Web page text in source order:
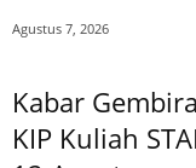
Agustus 7, 2026
Kabar
KIP Kuliah